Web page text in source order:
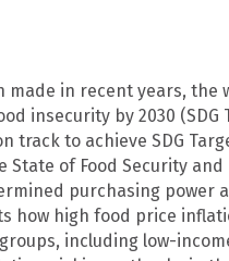
in recent years, the
insecurity by 2030 (SDG
to achieve SDG
of Food Security
purchasing power
how high food price
including low-